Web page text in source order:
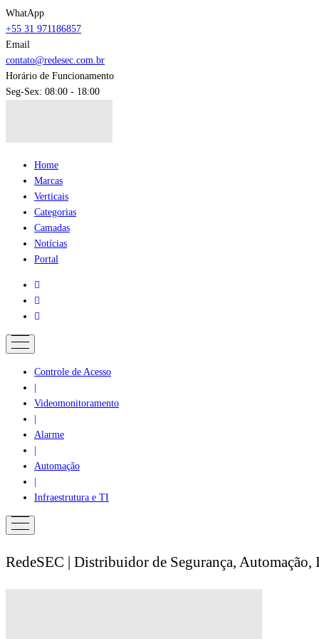
WhatApp
+55 31 971186857
Email
contato@redesec.com.br
Horário de Funcionamento
Seg-Sex: 08:00 - 18:00
Home
Marcas
Verticais
Categorias
Camadas
Notícias
Portal
Controle de Acesso
Videomonitoramento
Alarme
Automação
Infraestrutura e TI
RedeSEC | Distribuidor de Segurança,